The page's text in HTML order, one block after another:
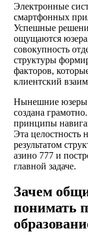
Электронные
смартфонных
Успешные
ощущаются
совокупность
структуры
факторов,
клиентский
Нынешние юзеры
создана
принципы
Эта целостность
результатом
азино 777 и
главной задаче.
Зачем
понимать